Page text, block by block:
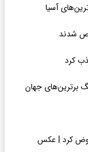
آسیا
شدند
برترین‌های جهان
عوض کرد | عکس